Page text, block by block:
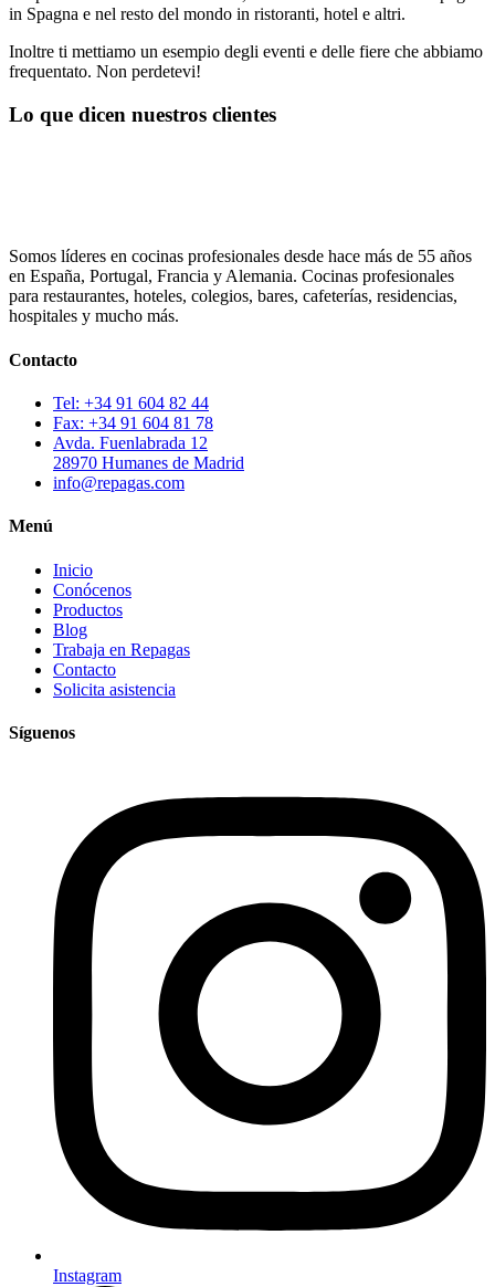
in Spagna e nel resto del mondo in ristoranti, hotel e altri.
Inoltre ti mettiamo un esempio degli eventi e delle fiere che abbiamo
frequentato. Non perdetevi!
Lo que dicen nuestros clientes
Somos líderes en cocinas profesionales desde hace más de 55 años
en España, Portugal, Francia y Alemania. Cocinas profesionales
para restaurantes, hoteles, colegios, bares, cafeterías, residencias,
hospitales y mucho más.
Contacto
Tel: +34 91 604 82 44
Fax: +34 91 604 81 78
Avda. Fuenlabrada 12
28970 Humanes de Madrid
info@repagas.com
Menú
Inicio
Conócenos
Productos
Blog
Trabaja en Repagas
Contacto
Solicita asistencia
Síguenos
Instagram